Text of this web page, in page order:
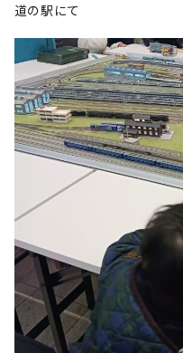
道の駅にて